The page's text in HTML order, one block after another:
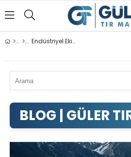
Endüstriyel Ekipmanlar
ENDÜSTRIYEL